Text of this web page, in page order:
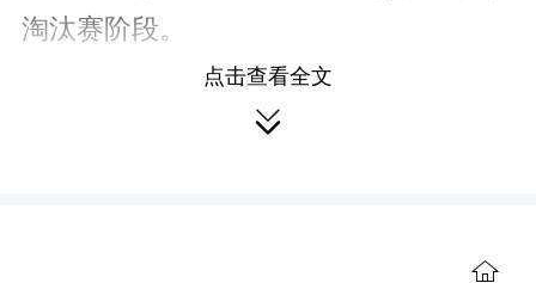
淘汰赛阶段。
赛事伊始，南有新田队快速进入比
赛节奏，开局便展现出极强的赛场统治
机，凭借利落的跑位和精湛的脚法破门
点击查看全文
